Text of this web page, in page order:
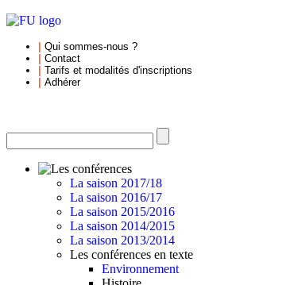
Qui sommes-nous ?
Contact
Tarifs et modalités d'inscriptions
Adhérer
La saison 2017/18
La saison 2016/17
La saison 2015/2016
La saison 2014/2015
La saison 2013/2014
Les conférences en texte
Environnement